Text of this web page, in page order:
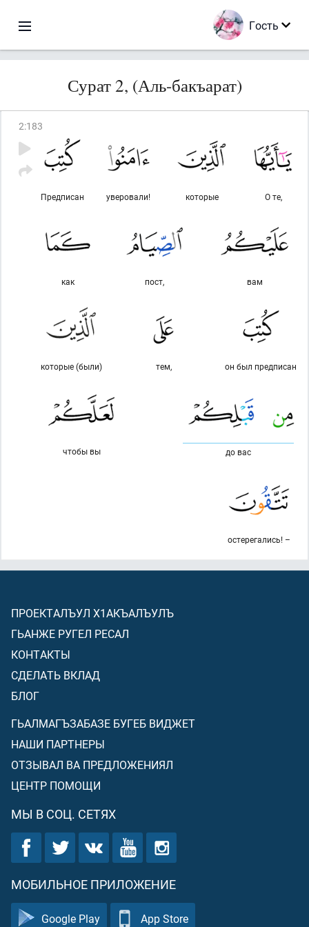
Гость
Сурат 2, (Аль-бакъарат)
2:183
О те,
которые
уверовали!
Предписан
вам
пост,
как
он был предписан
тем,
которые (были)
до вас
чтобы вы
остерегались! –
ПРОЕКТАЛЪУЛ Х1АКЪАЛЪУЛЪ
ГЬАНЖЕ РУГЕЛ РЕСАЛ
КОНТАКТЫ
СДЕЛАТЬ ВКЛАД
БЛОГ
ГЬАЛМАГЪЗАБАЗЕ БУГЕБ ВИДЖЕТ
НАШИ ПАРТНЕРЫ
ОТЗЫВАЛ ВА ПРЕДЛОЖЕНИЯЛ
ЦЕНТР ПОМОЩИ
МЫ В СОЦ. СЕТЯХ
МОБИЛЬНОЕ ПРИЛОЖЕНИЕ
Google Play App Store